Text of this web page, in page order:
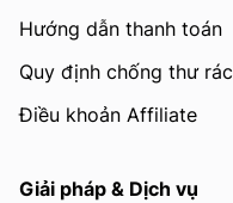
Hướng dẫn thanh toán
Quy định chống thư rác
Điều khoản Affiliate
Giải pháp & Dịch vụ